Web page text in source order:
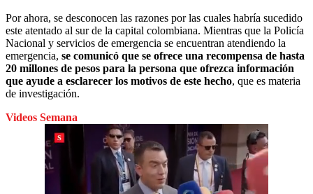
Por ahora, se desconocen las razones por las cuales habría sucedido
este atentado al sur de la capital colombiana. Mientras que la Policía
Nacional y servicios de emergencia se encuentran atendiendo la
emergencia, se comunicó que se ofrece una recompensa de hasta
20 millones de pesos para la persona que ofrezca información
que ayude a esclarecer los motivos de este hecho, que es materia
de investigación.
Videos Semana